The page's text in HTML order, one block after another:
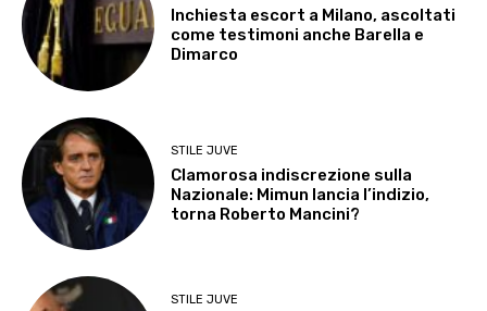
Inchiesta escort a Milano, ascoltati
come testimoni anche Barella e
Dimarco
STILE JUVE
Clamorosa indiscrezione sulla
Nazionale: Mimun lancia l’indizio,
torna Roberto Mancini?
STILE JUVE